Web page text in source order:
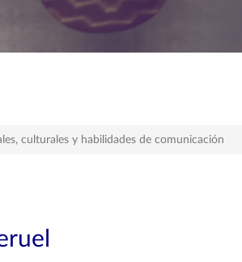
culturales y habilidades de comunicación